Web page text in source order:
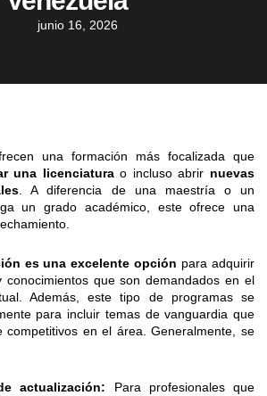
junio 16, 2026
una formación más focalizada que
una licenciaturao incluso abrir nuevas
. A diferencia de una maestría o un
un grado académico, este ofrece una
es una excelente opción para adquirir
conocimientos que son demandados en el
Además, este tipo de programas se
para incluir temas de vanguardia que
competitivos en el área. Generalmente, se
actualización: Para profesionales que